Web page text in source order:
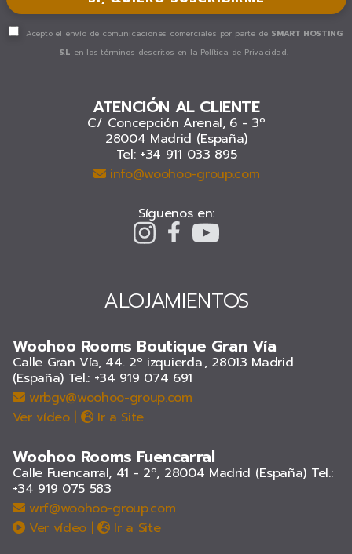
Acepto el envío de comunicaciones comerciales por parte de SMART HOSTING
S.L en los términos descritos en la Política de Privacidad.
ATENCIÓN AL CLIENTE
C/ Concepción Arenal, 6 - 3º
28004 Madrid (España)
Tel: +34 911 033 895
info@woohoo-group.com
Síguenos en:
ALOJAMIENTOS
Woohoo Rooms Boutique Gran Vía
Calle Gran Vía, 44. 2º izquierda., 28013 Madrid
(España) Tel.: +34 919 074 691
wrbgv@woohoo-group.com
Ver vídeo| Ir a Site
Woohoo Rooms Fuencarral
Calle Fuencarral, 41 - 2º, 28004 Madrid (España) Tel.:
+34 919 075 583
wrf@woohoo-group.com
Ver vídeo | Ir a Site